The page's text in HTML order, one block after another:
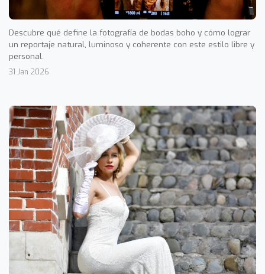
Descubre qué define la fotografía de bodas boho y cómo lograr
un reportaje natural, luminoso y coherente con este estilo libre y
personal.
31 Jan 2026